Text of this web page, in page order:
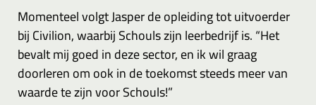
Momenteel volgt Jasper de opleiding tot uitvoerder
bij Civilion, waarbij Schouls zijn leerbedrijf is. “Het
bevalt mij goed in deze sector, en ik wil graag
doorleren om ook in de toekomst steeds meer van
waarde te zijn voor Schouls!”